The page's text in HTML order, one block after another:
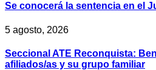
Se conocerá la sentencia en el
5 agosto, 2026
Seccional ATE Reconquista:
afiliados/as y su grupo familiar